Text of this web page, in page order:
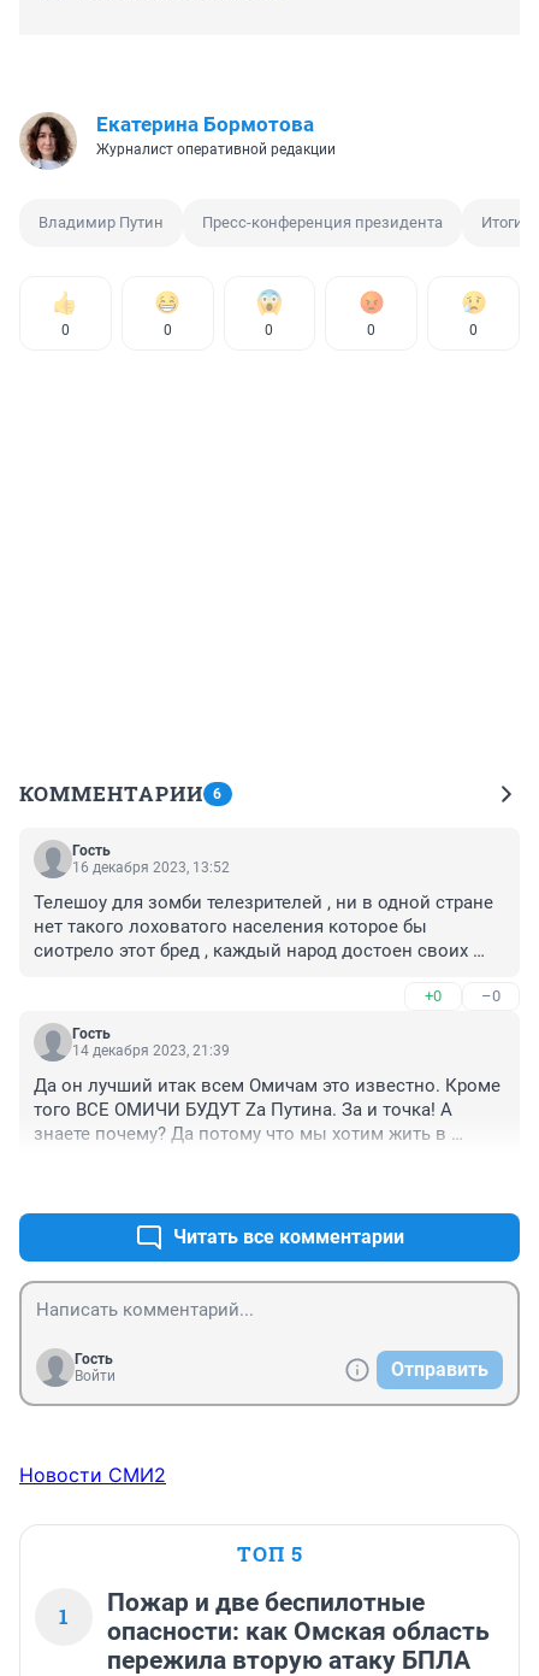
Екатерина Бормотова
Журналист оперативной редакции
Владимир Путин Пресс-конференция президента Итоги
0 0 0 0 0
КОММЕНТАРИИ 6
Гость
16 декабря 2023, 13:52
Телешоу для зомби телезрителей , ни в одной стране
нет такого лоховатого населения которое бы
сиотрело этот бред , каждый народ достоен своих
страны , ходят в одежде стран Нато и там и них все а
быдломасса сиотрит линии)
+0 –0
Гость
14 декабря 2023, 21:39
Да он лучший итак всем Омичам это известно. Кроме
того ВСЕ ОМИЧИ БУДУТ Za Путина. За и точка! А
знаете почему? Да потому что мы хотим жить в
русский язык в бывших странах СНГ (Литва ты
следующая…); Мы хотим вернуть в родную гавань
наши исконно русские земли. Все земли! Мы
многонациональная страна с могучим лидером❗️Нам
нужна только победа❗️ И президент нам нужен
пожизннный❗️ Тот, который сейчас правит🇷🇺
Читать все комментарии
Гость
Войти
Отправить
Новости СМИ2
ТОП 5
1
Пожар и две беспилотные
опасности: как Омская область
пережила вторую атаку БПЛА